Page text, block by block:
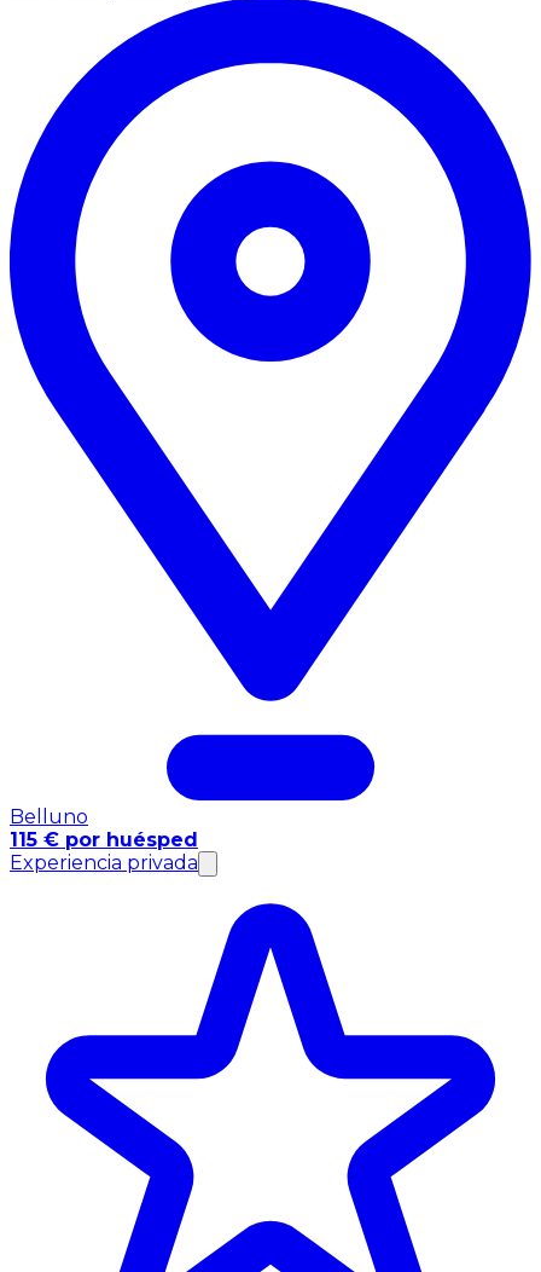
Belluno
115 € por huésped
Experiencia privada